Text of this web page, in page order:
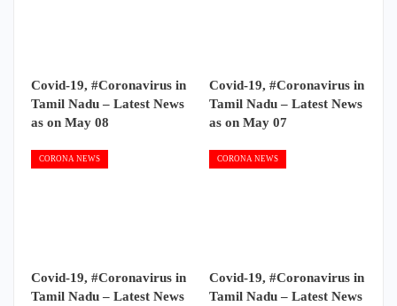
Covid-19, #Coronavirus in
Tamil Nadu – Latest News
as on May 08
Covid-19, #Coronavirus in
Tamil Nadu – Latest News
as on May 07
CORONA NEWS
Covid-19, #Coronavirus in
Tamil Nadu – Latest News
CORONA NEWS
Covid-19, #Coronavirus in
Tamil Nadu – Latest News